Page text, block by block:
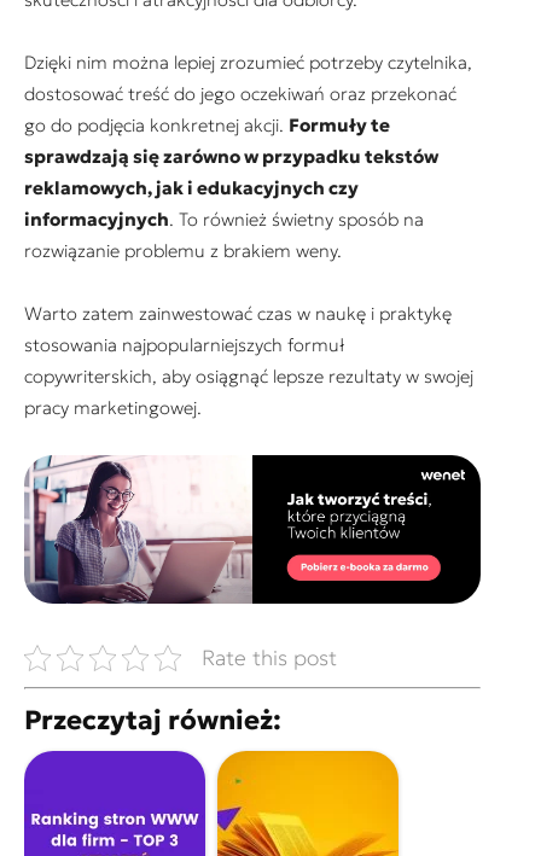
Dzięki nim można lepiej zrozumieć potrzeby czytelnika,
dostosować treść do jego oczekiwań oraz przekonać
go do podjęcia konkretnej akcji. Formuły te
sprawdzają się zarówno w przypadku tekstów
reklamowych, jak i edukacyjnych czy
informacyjnych. To również świetny sposób na
rozwiązanie problemu z brakiem weny.
Warto zatem zainwestować czas w naukę i praktykę
stosowania najpopularniejszych formuł
copywriterskich, aby osiągnąć lepsze rezultaty w swojej
pracy marketingowej.
Rate this post
Przeczytaj również: